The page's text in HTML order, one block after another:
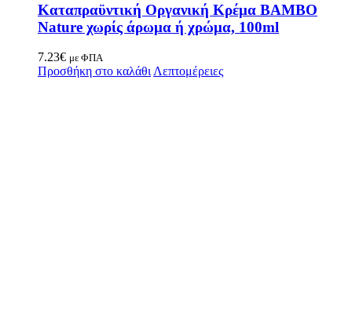
Καταπραϋντική Οργανική Κρέμα BAMBO
Nature χωρίς άρωμα ή χρώμα, 100ml
7.23€ με ΦΠΑ
Προσθήκη στο καλάθι Λεπτομέρειες